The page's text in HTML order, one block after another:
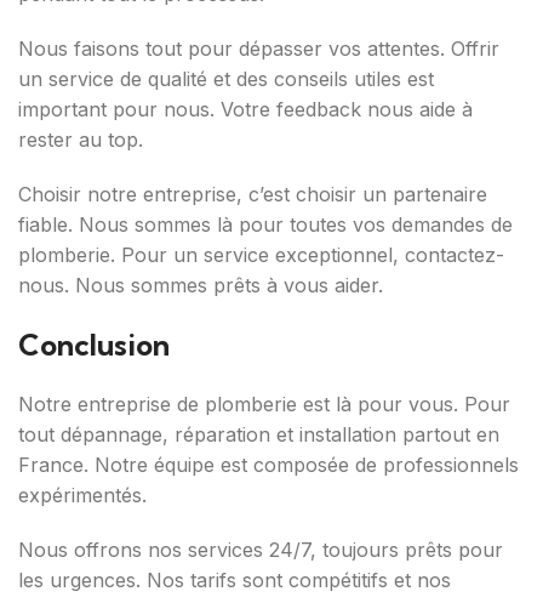
Nous faisons tout pour dépasser vos attentes. Offrir
un service de qualité et des conseils utiles est
important pour nous. Votre feedback nous aide à
rester au top.
Choisir notre entreprise, c’est choisir un partenaire
fiable. Nous sommes là pour toutes vos demandes de
plomberie. Pour un service exceptionnel, contactez-
nous. Nous sommes prêts à vous aider.
Conclusion
Notre entreprise de plomberie est là pour vous. Pour
tout dépannage, réparation et installation partout en
France. Notre équipe est composée de professionnels
expérimentés.
Nous offrons nos services 24/7, toujours prêts pour
les urgences. Nos tarifs sont compétitifs et nos